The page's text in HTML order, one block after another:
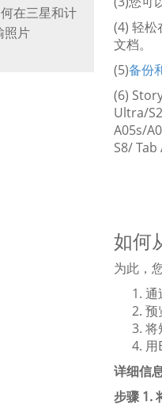
在三星和计
照片
(4) 轻
文档。
(5)备份
(6)
Ultra/
A05s/
S8/ Tab
如何
为此，
通
预
将
用
详细信
步骤 1.